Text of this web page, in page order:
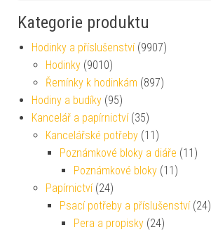
Kategorie produktu
Hodinky a příslušenství (9907)
Hodinky (9010)
Řemínky k hodinkám (897)
Hodiny a budíky (95)
Kancelář a papírnictví (35)
Kancelářské potřeby (11)
Poznámkové bloky a diáře (11)
Poznámkové bloky (11)
Papírnictví (24)
Psací potřeby a příslušenství (24)
Pera a propisky (24)